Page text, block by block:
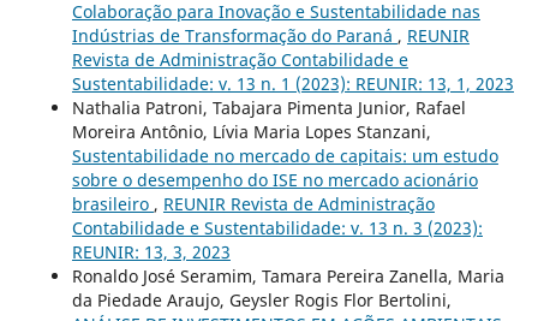
Colaboração para Inovação e Sustentabilidade nas
Indústrias de Transformação do Paraná , REUNIR
Revista de Administração Contabilidade e
Sustentabilidade: v. 13 n. 1 (2023): REUNIR: 13, 1, 2023
Nathalia Patroni, Tabajara Pimenta Junior, Rafael
Moreira Antônio, Lívia Maria Lopes Stanzani,
Sustentabilidade no mercado de capitais: um estudo
sobre o desempenho do ISE no mercado acionário
brasileiro , REUNIR Revista de Administração
Contabilidade e Sustentabilidade: v. 13 n. 3 (2023):
REUNIR: 13, 3, 2023
Ronaldo José Seramim, Tamara Pereira Zanella, Maria
da Piedade Araujo, Geysler Rogis Flor Bertolini,